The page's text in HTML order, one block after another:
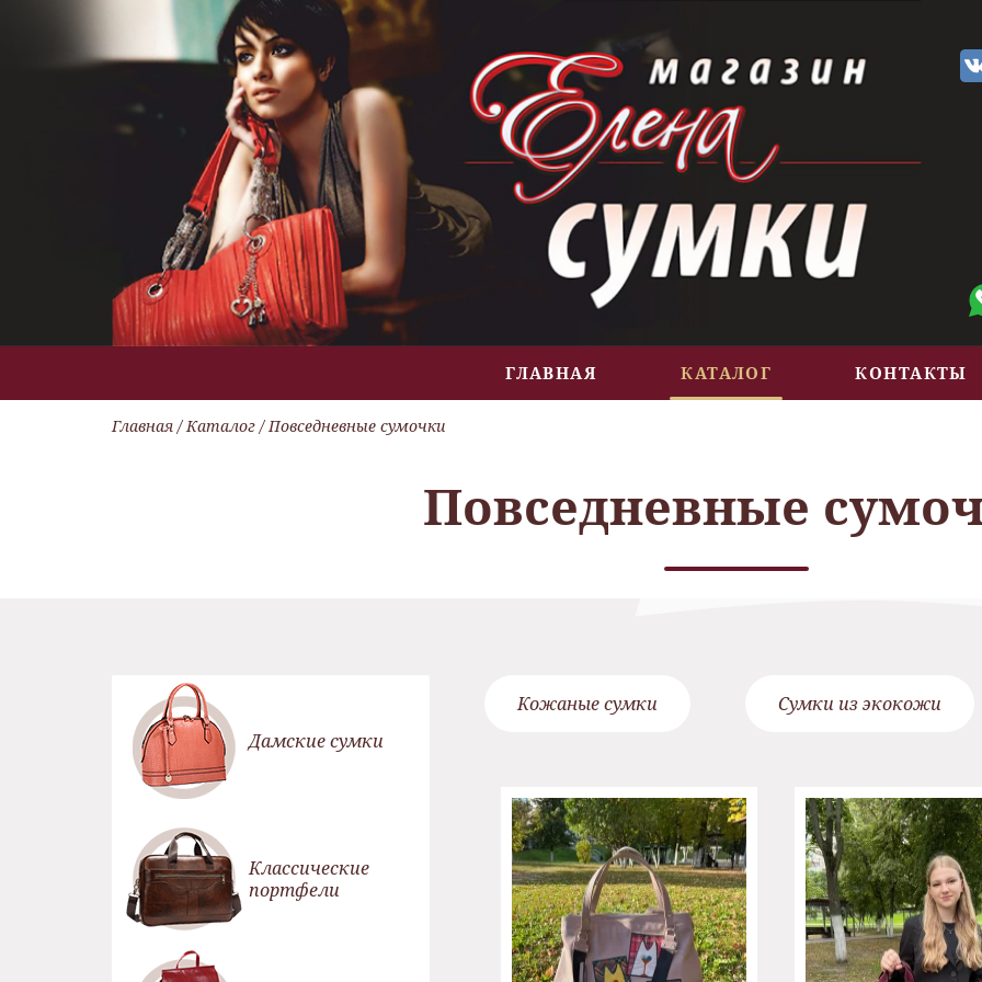
ГЛАВНАЯ КАТАЛОГ КОНТАКТЫ
Главная/Каталог/ Повседневные сумочки
Повседневные
Дамские сумки
Классические
портфели
Кожаные сумки Сумки из экокожи